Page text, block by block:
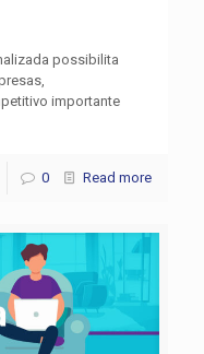
possibilita
importante
0 Read more